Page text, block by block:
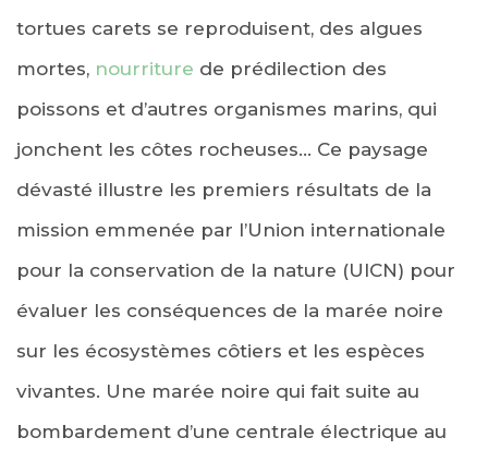
tortues carets se reproduisent, des algues
mortes, nourriture de prédilection des
poissons et d’autres organismes marins, qui
jonchent les côtes rocheuses… Ce paysage
dévasté illustre les premiers résultats de la
mission emmenée par l’Union internationale
pour la conservation de la nature (UICN) pour
évaluer les conséquences de la marée noire
sur les écosystèmes côtiers et les espèces
vivantes. Une marée noire qui fait suite au
bombardement d’une centrale électrique au